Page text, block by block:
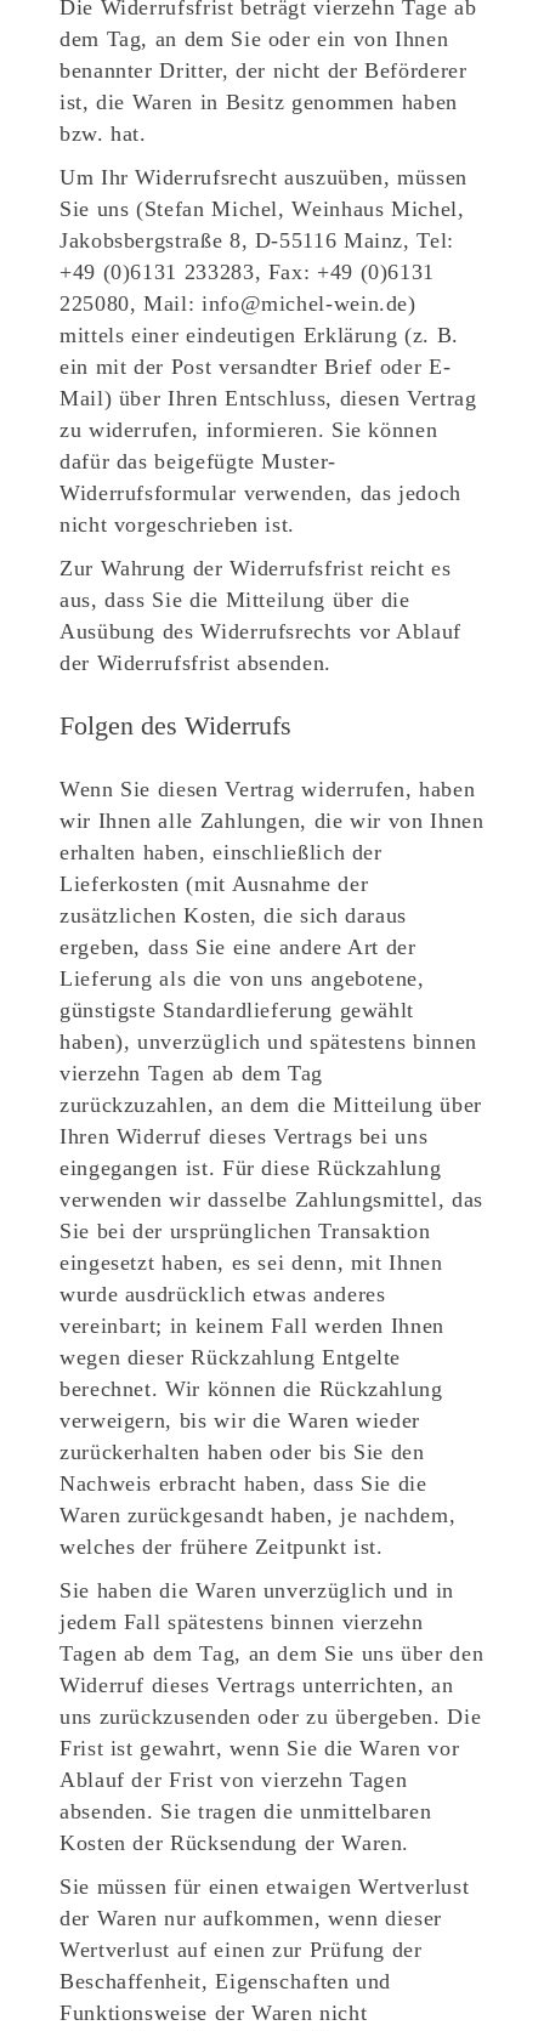
Die Widerrufsfrist beträgt vierzehn Tage ab
dem Tag, an dem Sie oder ein von Ihnen
benannter Dritter, der nicht der Beförderer
ist, die Waren in Besitz genommen haben
bzw. hat.
Um Ihr Widerrufsrecht auszuüben, müssen
Sie uns (Stefan Michel, Weinhaus Michel,
Jakobsbergstraße 8, D-55116 Mainz, Tel:
+49 (0)6131 233283, Fax: +49 (0)6131
225080, Mail: info@michel-wein.de)
mittels einer eindeutigen Erklärung (z. B.
ein mit der Post versandter Brief oder E-
Mail) über Ihren Entschluss, diesen Vertrag
zu widerrufen, informieren. Sie können
dafür das beigefügte Muster-
Widerrufsformular verwenden, das jedoch
nicht vorgeschrieben ist.
Zur Wahrung der Widerrufsfrist reicht es
aus, dass Sie die Mitteilung über die
Ausübung des Widerrufsrechts vor Ablauf
der Widerrufsfrist absenden.
Folgen des Widerrufs
Wenn Sie diesen Vertrag widerrufen, haben
wir Ihnen alle Zahlungen, die wir von Ihnen
erhalten haben, einschließlich der
Lieferkosten (mit Ausnahme der
zusätzlichen Kosten, die sich daraus
ergeben, dass Sie eine andere Art der
Lieferung als die von uns angebotene,
günstigste Standardlieferung gewählt
haben), unverzüglich und spätestens binnen
vierzehn Tagen ab dem Tag
zurückzuzahlen, an dem die Mitteilung über
Ihren Widerruf dieses Vertrags bei uns
eingegangen ist. Für diese Rückzahlung
verwenden wir dasselbe Zahlungsmittel, das
Sie bei der ursprünglichen Transaktion
eingesetzt haben, es sei denn, mit Ihnen
wurde ausdrücklich etwas anderes
vereinbart; in keinem Fall werden Ihnen
wegen dieser Rückzahlung Entgelte
berechnet. Wir können die Rückzahlung
verweigern, bis wir die Waren wieder
zurückerhalten haben oder bis Sie den
Nachweis erbracht haben, dass Sie die
Waren zurückgesandt haben, je nachdem,
welches der frühere Zeitpunkt ist.
Sie haben die Waren unverzüglich und in
jedem Fall spätestens binnen vierzehn
Tagen ab dem Tag, an dem Sie uns über den
Widerruf dieses Vertrags unterrichten, an
uns zurückzusenden oder zu übergeben. Die
Frist ist gewahrt, wenn Sie die Waren vor
Ablauf der Frist von vierzehn Tagen
absenden. Sie tragen die unmittelbaren
Kosten der Rücksendung der Waren.
Sie müssen für einen etwaigen Wertverlust
der Waren nur aufkommen, wenn dieser
Wertverlust auf einen zur Prüfung der
Beschaffenheit, Eigenschaften und
Funktionsweise der Waren nicht